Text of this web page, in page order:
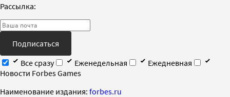
Рассылка:
Подписаться
Все сразу
Еженедельная
Ежедневная
Новости Forbes Games
Наименование издания: forbes.ru